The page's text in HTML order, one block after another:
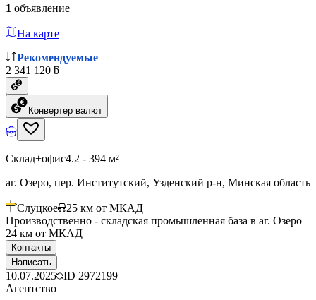
1 объявление
На карте
Рекомендуемые
2 341 120 ƃ
Конвертер валют
Склад+офис4.2 - 394 м²
аг. Озеро, пер. Институтский, Узденский р-н, Минская область
Слуцкое 25 км от МКАД
Производственно - складская промышленная база в аг. Озеро
24 км от МКАД
Контакты
Написать
10.07.2025 ID 2972199
Агентство